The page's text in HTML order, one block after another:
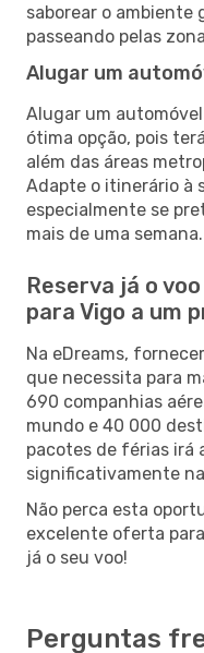
saborear o ambiente
passeando pelas
Alugar um
Alugar um
ótima opção, pois
além das áreas
Adapte o itinerário à
especialmente se
mais de uma semana.
Reserva já o
para Vigo a um
Na eDreams,
que necessita para
690 companhias
mundo e 40 000
pacotes de férias irá
significativamente
Não perca esta
excelente oferta
já o seu voo!
Perguntas